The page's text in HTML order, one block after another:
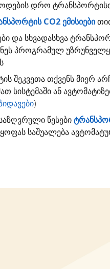
დრო
CO2 ემისიები
და სხვადასხვა
პროგრამულ
შეკვეთათქვენს მიერ
სისტემაში ან
)
წესები
საშუალება